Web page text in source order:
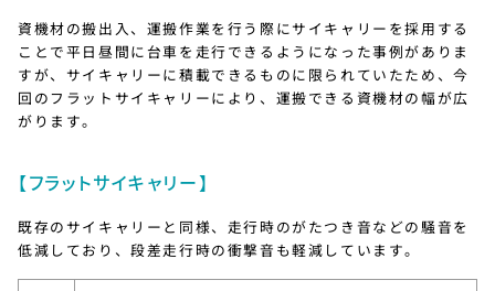
資機材の搬出入、運搬作業を行う際にサイキャリーを採用する
ことで平日昼間に台車を走行できるようになった事例がありま
すが、サイキャリーに積載できるものに限られていたため、今
回のフラットサイキャリーにより、運搬できる資機材の幅が広
がります。
【フラットサイキャリー】
既存のサイキャリーと同様、走行時のがたつき音などの騒音を
低減しており、段差走行時の衝撃音も軽減しています。